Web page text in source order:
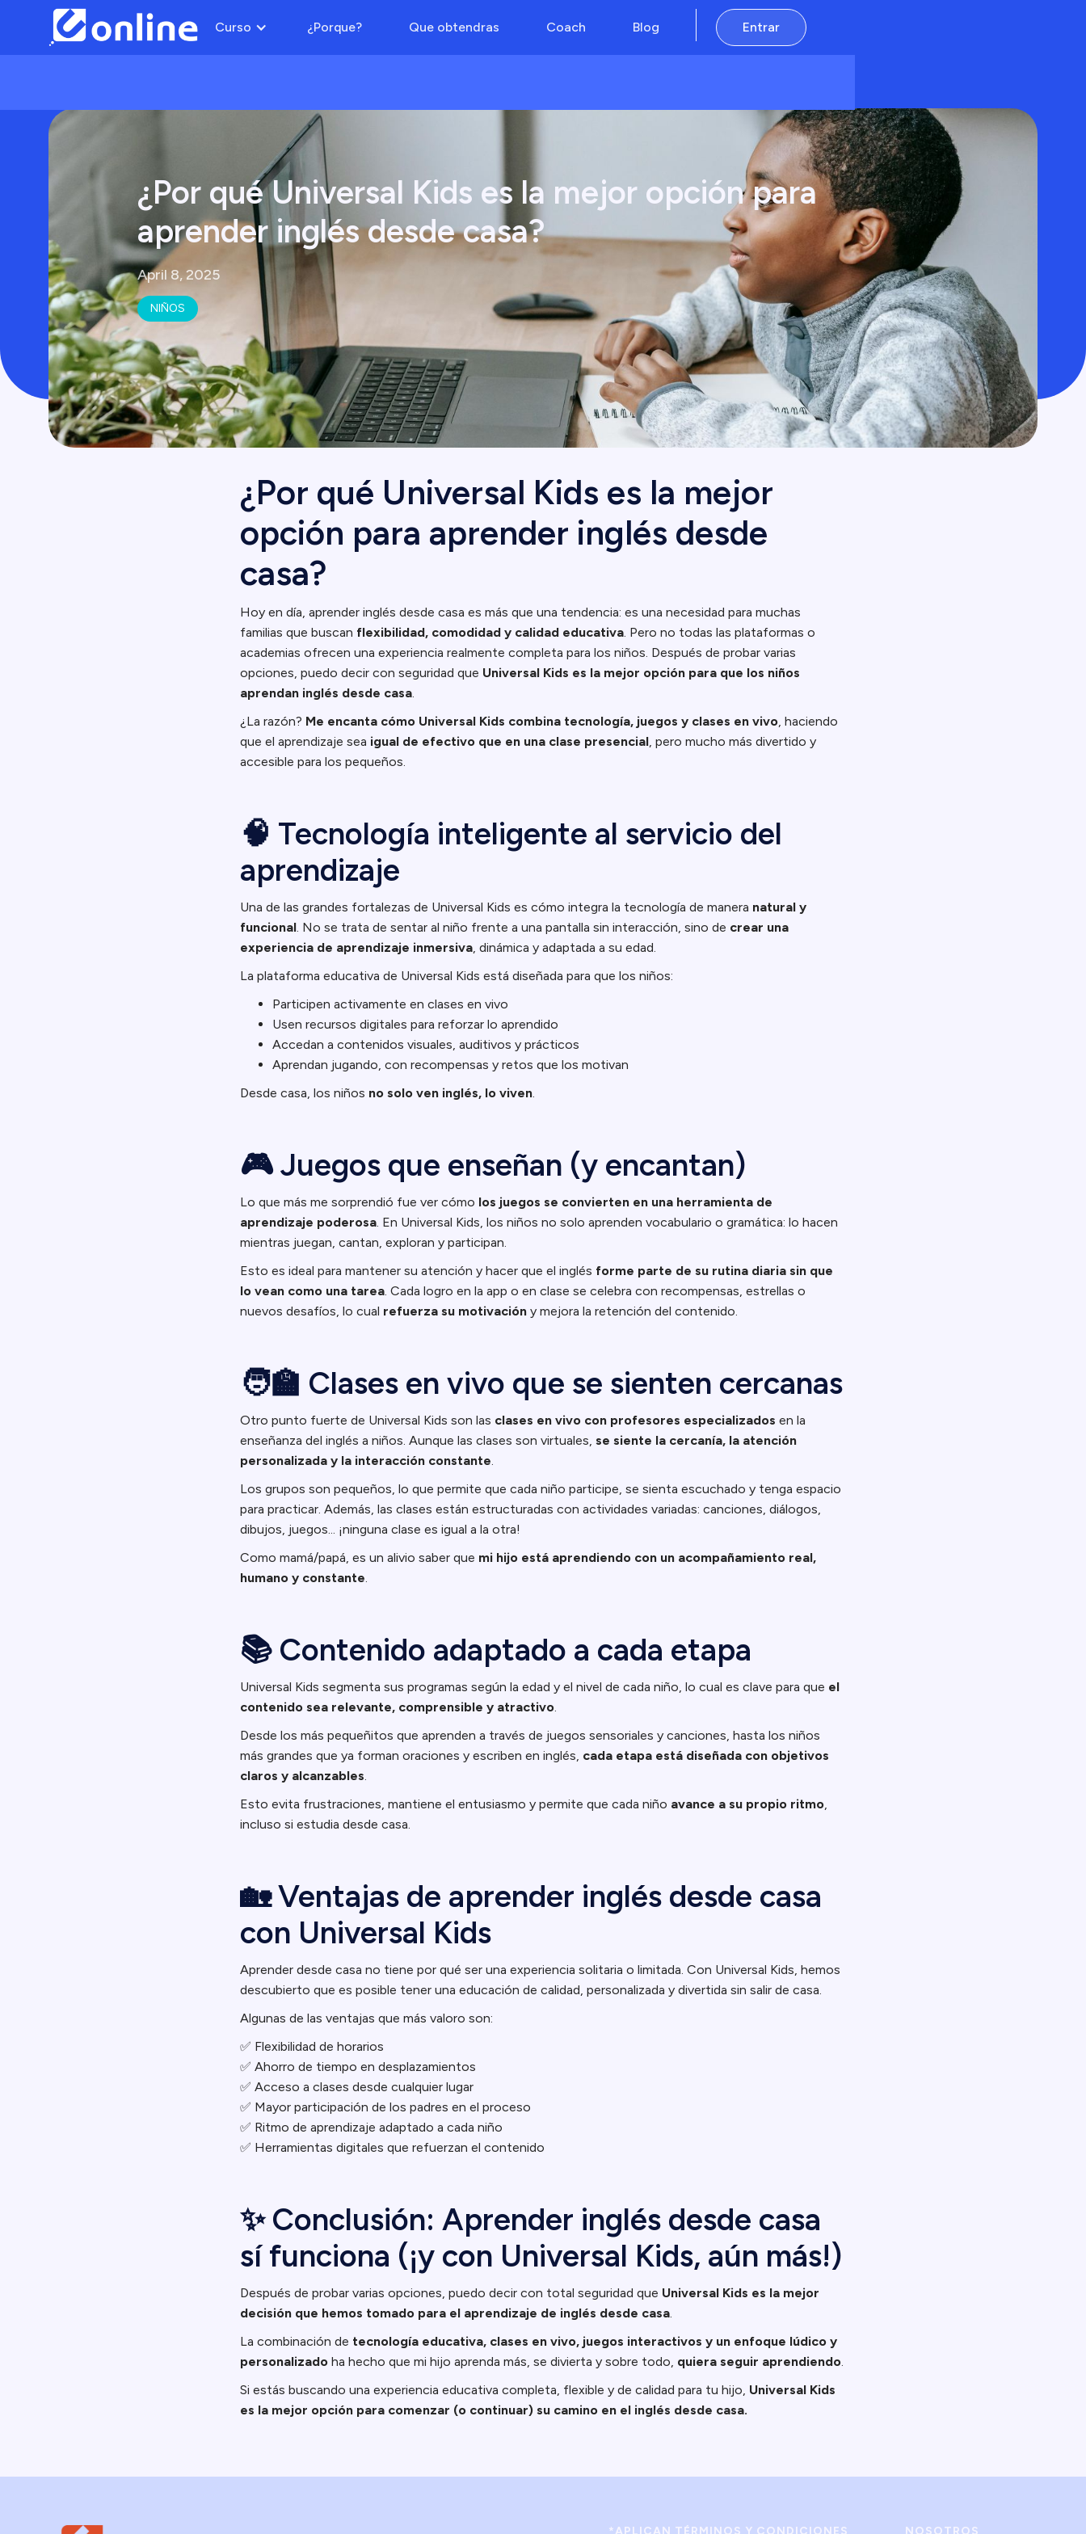
Curso ¿Porque? Que obtendras Coach Blog Entrar
¿Por qué Universal Kids es la mejor opción para
aprender inglés desde casa?
April 8, 2025
NIÑOS
¿Por qué Universal Kids es la mejor
opción para aprender inglés desde
casa?
Hoy en día, aprender inglés desde casa es más que una tendencia: es una necesidad para muchas
familias que buscan flexibilidad, comodidad y calidad educativa. Pero no todas las plataformas o
academias ofrecen una experiencia realmente completa para los niños. Después de probar varias
opciones, puedo decir con seguridad que Universal Kids es la mejor opción para que los niños
aprendan inglés desde casa.
¿La razón? Me encanta cómo Universal Kids combina tecnología, juegos y clases en vivo, haciendo
que el aprendizaje sea igual de efectivo que en una clase presencial, pero mucho más divertido y
accesible para los pequeños.
🧠 Tecnología inteligente al servicio del
aprendizaje
Una de las grandes fortalezas de Universal Kids es cómo integra la tecnología de manera natural y
funcional. No se trata de sentar al niño frente a una pantalla sin interacción, sino de crear una
experiencia de aprendizaje inmersiva, dinámica y adaptada a su edad.
La plataforma educativa de Universal Kids está diseñada para que los niños:
Participen activamente en clases en vivo
Usen recursos digitales para reforzar lo aprendido
Accedan a contenidos visuales, auditivos y prácticos
Aprendan jugando, con recompensas y retos que los motivan
Desde casa, los niños no solo ven inglés, lo viven.
🎮 Juegos que enseñan (y encantan)
Lo que más me sorprendió fue ver cómo los juegos se convierten en una herramienta de
aprendizaje poderosa. En Universal Kids, los niños no solo aprenden vocabulario o gramática: lo hacen
mientras juegan, cantan, exploran y participan.
Esto es ideal para mantener su atención y hacer que el inglés forme parte de su rutina diaria sin que
lo vean como una tarea. Cada logro en la app o en clase se celebra con recompensas, estrellas o
nuevos desafíos, lo cual refuerza su motivación y mejora la retención del contenido.
🧑‍🏫 Clases en vivo que se sienten cercanas
Otro punto fuerte de Universal Kids son las clases en vivo con profesores especializados en la
enseñanza del inglés a niños. Aunque las clases son virtuales, se siente la cercanía, la atención
personalizada y la interacción constante.
Los grupos son pequeños, lo que permite que cada niño participe, se sienta escuchado y tenga espacio
para practicar. Además, las clases están estructuradas con actividades variadas: canciones, diálogos,
dibujos, juegos... ¡ninguna clase es igual a la otra!
Como mamá/papá, es un alivio saber que mi hijo está aprendiendo con un acompañamiento real,
humano y constante.
📚 Contenido adaptado a cada etapa
Universal Kids segmenta sus programas según la edad y el nivel de cada niño, lo cual es clave para que el
contenido sea relevante, comprensible y atractivo.
Desde los más pequeñitos que aprenden a través de juegos sensoriales y canciones, hasta los niños
más grandes que ya forman oraciones y escriben en inglés, cada etapa está diseñada con objetivos
claros y alcanzables.
Esto evita frustraciones, mantiene el entusiasmo y permite que cada niño avance a su propio ritmo,
incluso si estudia desde casa.
🏡 Ventajas de aprender inglés desde casa
con Universal Kids
Aprender desde casa no tiene por qué ser una experiencia solitaria o limitada. Con Universal Kids, hemos
descubierto que es posible tener una educación de calidad, personalizada y divertida sin salir de casa.
Algunas de las ventajas que más valoro son:
✅ Flexibilidad de horarios
✅ Ahorro de tiempo en desplazamientos
✅ Acceso a clases desde cualquier lugar
✅ Mayor participación de los padres en el proceso
✅ Ritmo de aprendizaje adaptado a cada niño
✅ Herramientas digitales que refuerzan el contenido
✨ Conclusión: Aprender inglés desde casa
sí funciona (¡y con Universal Kids, aún más!)
Después de probar varias opciones, puedo decir con total seguridad que Universal Kids es la mejor
decisión que hemos tomado para el aprendizaje de inglés desde casa.
La combinación de tecnología educativa, clases en vivo, juegos interactivos y un enfoque lúdico y
personalizado ha hecho que mi hijo aprenda más, se divierta y sobre todo, quiera seguir aprendiendo.
Si estás buscando una experiencia educativa completa, flexible y de calidad para tu hijo, Universal Kids
es la mejor opción para comenzar (o continuar) su camino en el inglés desde casa.
*APLICAN TÉRMINOS Y CONDICIONES NOSOTROS